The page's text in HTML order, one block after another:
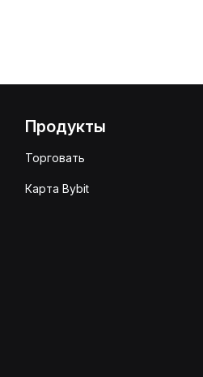
Продукты
Торговать
Карта Bybit